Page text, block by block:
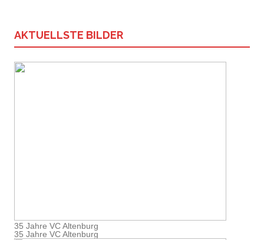
AKTUELLSTE BILDER
35 Jahre VC Altenburg
35 Jahre VC Altenburg